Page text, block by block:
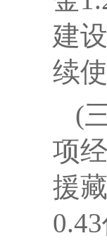
建
续
(
项
援
0.43